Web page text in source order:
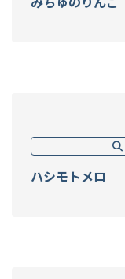
ハシモトメロ